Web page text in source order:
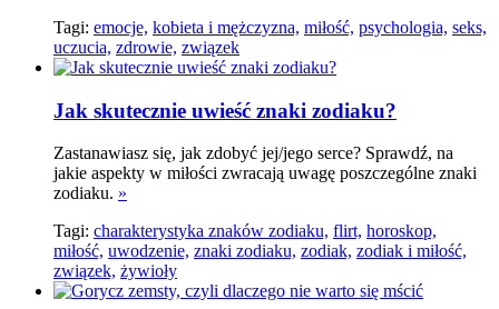
Tagi: emocje, kobieta i mężczyzna, miłość, psychologia, seks,
uczucia, zdrowie, związek
Jak skutecznie uwieść znaki zodiaku?
Zastanawiasz się, jak zdobyć jej/jego serce? Sprawdź, na
jakie aspekty w miłości zwracają uwagę poszczególne znaki
zodiaku. »
Tagi: charakterystyka znaków zodiaku, flirt, horoskop,
miłość, uwodzenie, znaki zodiaku, zodiak, zodiak i miłość,
związek, żywioły